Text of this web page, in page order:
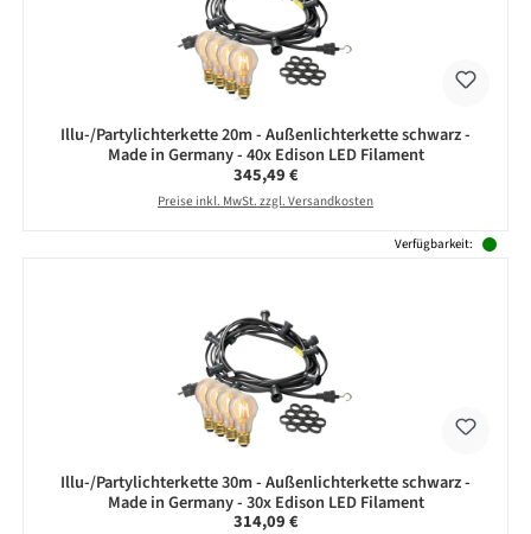
Illu-/Partylichterkette 20m - Außenlichterkette schwarz -
Made in Germany - 40x Edison LED Filament
Regulärer Preis:
345,49 €
Preise inkl. MwSt. zzgl. Versandkosten
Verfügbarkeit:
Illu-/Partylichterkette 30m - Außenlichterkette schwarz -
Made in Germany - 30x Edison LED Filament
Regulärer Preis:
314,09 €